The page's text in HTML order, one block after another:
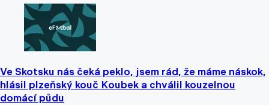
Ve Skotsku nás čeká peklo, jsem rád, že máme náskok,
hlásil plzeňský kouč Koubek a chválil kouzelnou
domácí půdu